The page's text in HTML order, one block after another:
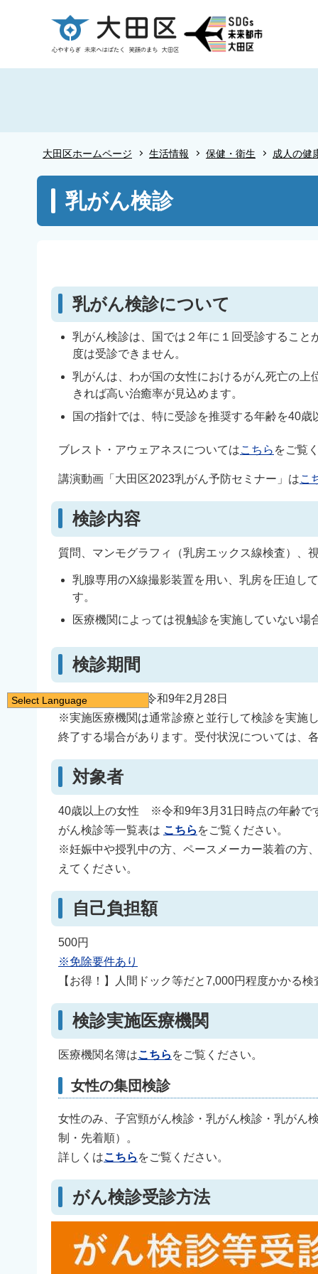
ー
大田区ホームページ 生活情報 保健・衛生 成人の健
こ
乳がん検診
乳がん検診について
乳がん検診は、国では２年に１回受診するこ
度は受診できません。
乳がんは、わが国の女性におけるがん死亡の
きれば高い治癒率が見込めます。
国の指針では、特に受診を推奨する年齢を40
ブレスト・アウェアネスについてはこちら をご覧
講演動画「大田区2023乳がん予防セミナー」はこ
検診内容
質問、マンモグラフィ（乳房エックス線検査）、
乳腺専用のX線撮影装置を用い、乳房を圧迫し
す。
医療機関によっては視触診を実施していない
検診期間
令和8年7月1日～令和9年2月28日
※実施医療機関は通常診療と並行して検診を実施
終了する場合があります。受付状況については、
対象者
40歳以上の女性 ※令和9年3月31日時点の年齢で
がん検診等一覧表は こちら をご覧ください。
※妊娠中や授乳中の方、ペースメーカー装着の方
えてください。
自己負担額
500円
※免除要件あり
【お得！】人間ドック等だと7,000円程度かかる
検診実施医療機関
医療機関名簿はこちら をご覧ください。
女性の集団検診
女性のみ、子宮頸がん検診・乳がん検診・乳がん
制・先着順）。
詳しくはこちら をご覧ください。
がん検診受診方法
Select Language
简体中文